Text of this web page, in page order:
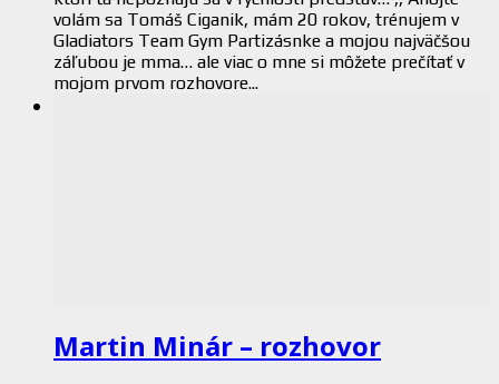
volám sa Tomáš Ciganik, mám 20 rokov, trénujem v
Gladiators Team Gym Partizásnke a mojou najväčšou
záľubou je mma… ale viac o mne si môžete prečítať v
mojom prvom rozhovore...
Martin Minár – rozhovor